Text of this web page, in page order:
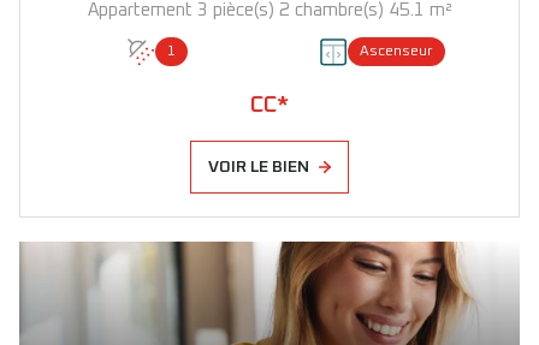
Appartement 3 pièce(s) 2 chambre(s) 45.1 m²
1 Ascenseur
CC*
VOIR LE BIEN